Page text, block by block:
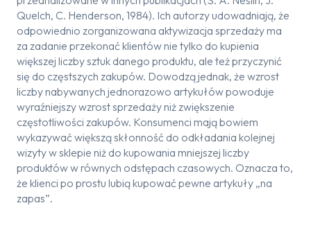
Quelch, C. Henderson, 1984). Ich autorzy udowadniają, że
odpowiednio zorganizowana aktywizacja sprzedaży ma
za zadanie przekonać klientów nie tylko do kupienia
większej liczby sztuk danego produktu, ale też przyczynić
się do częstszych zakupów. Dowodzą jednak, że wzrost
liczby nabywanych jednorazowo artykułów powoduje
wyraźniejszy wzrost sprzedaży niż zwiększenie
częstotliwości zakupów. Konsumenci mają bowiem
wykazywać większą skłonność do odkładania kolejnej
wizyty w sklepie niż do kupowania mniejszej liczby
produktów w równych odstępach czasowych. Oznacza to,
że klienci po prostu lubią kupować pewne artykuły „na
zapas”.